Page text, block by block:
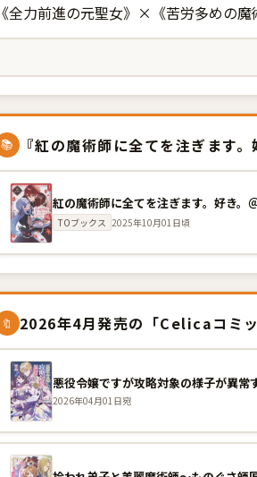
《全力前進の元聖女》×《苦労多めの
📚 『紅の魔術師に全てを注ぎます
TOブックス 2025年10月01日頃
🔖 2026年4月発売の「Celicaコミッ
悪役令嬢ですが攻略対象の様子が異常
2026年04月01日宛